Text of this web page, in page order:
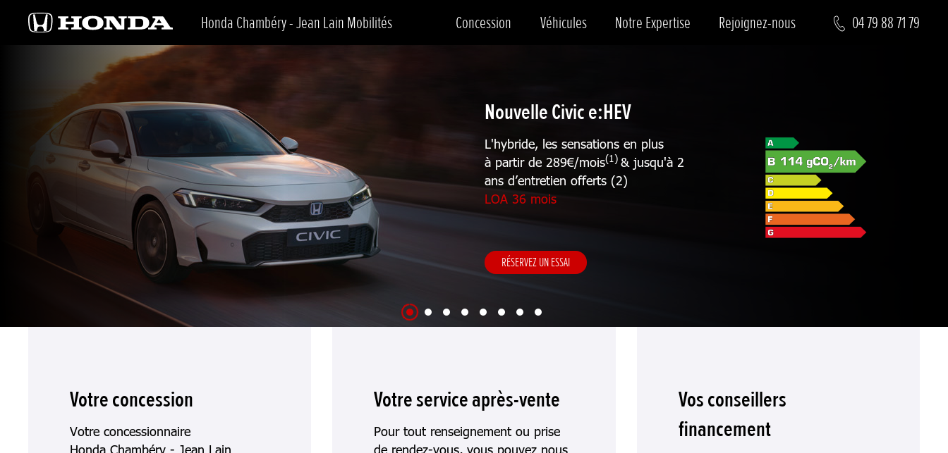
Honda Chambéry - Jean Lain Mobilités Concession Véhicules Notre Expertise Rejoignez-nous 04 79 88 71 79
Nouvelle Civic e:HEV
L'hybride, les sensations en plus
à partir de 289€/mois(1) & jusqu'à 2
ans d’entretien offerts (2)
LOA 36 mois
RÉSERVEZ UN ESSAI
Votre concession
Votre concessionnaire
Honda Chambéry - Jean Lain
Votre service après-vente
Pour tout renseignement ou prise
de rendez-vous, vous pouvez nous
Vos conseillers
financement